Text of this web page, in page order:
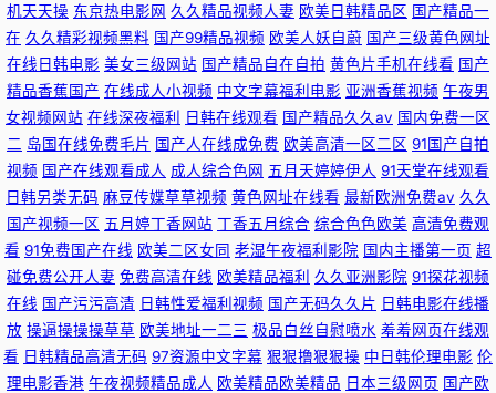
机天天操 东京热电影网 久久精品视频人妻 欧美日韩精品区 国产精品一
在 久久精彩视频黑料 国产99精品视频 欧美人妖自蔚 国产三级黄色网址
在线日韩电影 美女三级网站 国产精品自在自拍 黄色片手机在线看 国产
精品香蕉国产 在线成人小视频 中文字幕福利电影 亚洲香蕉视频 午夜男
女视频网站 在线深夜福利 日韩在线观看 国产精品久久av 国内免费一区
二 岛国在线免费毛片 国产人在线成免费 欧美高清一区二区 91国产自拍
视频 国产在线观看成人 成人综合色网 五月天婷婷伊人 91天堂在线观看
日韩另类无码 麻豆传媟草草视频 黄色网址在线看 最新欧洲免费av 久久
国产视频一区 五月婷丁香网站 丁香五月综合 综合色色欧美 高清免费观
看 91免费国产在线 欧美二区女同 老湿午夜福利影院 国内主播第一页 超
碰免费公开人妻 免费高清在线 欧美精品福利 久久亚洲影院 91探花视频
在线 国产污污高清 日韩性爱福利视频 国产无码久久片 日韩电影在线播
放 操逼操操操草草 欧美地址一二三 极品白丝自慰喷水 羞羞网页在线观
看 日韩精品高清无码 97资源中文字幕 狠狠撸狠狠操 中日韩伦理电影 伦
理电影香港 午夜视频精品成人 欧美精品欧美精品 日本三级网页 国产欧